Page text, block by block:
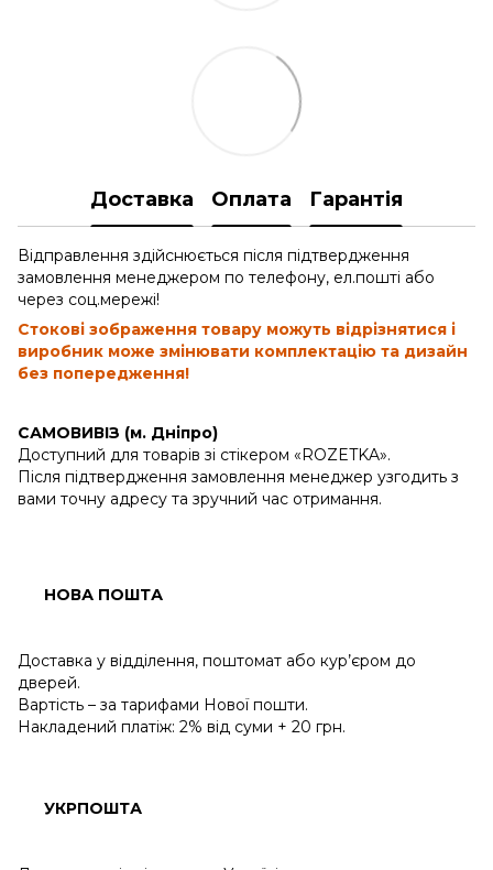
Доставка Оплата Гарантія
Відправлення здійснюється після підтвердження
замовлення менеджером по телефону, ел.пошті або
через соц.мережі!
Стокові зображення товару можуть відрізнятися і
виробник може змінювати комплектацію та дизайн
без попередження!
САМОВИВІЗ (м. Дніпро)
Доступний для товарів зі стікером «ROZETKA».
Після підтвердження замовлення менеджер узгодить з
вами точну адресу та зручний час отримання.
НОВА ПОШТА
Доставка у відділення, поштомат або кур’єром до
дверей.
Вартість – за тарифами Нової пошти.
Накладений платіж: 2% від суми + 20 грн.
УКРПОШТА